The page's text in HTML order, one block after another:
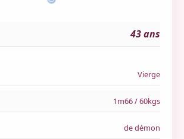
43 ans
Vierge
1m66 / 60kgs
de démon